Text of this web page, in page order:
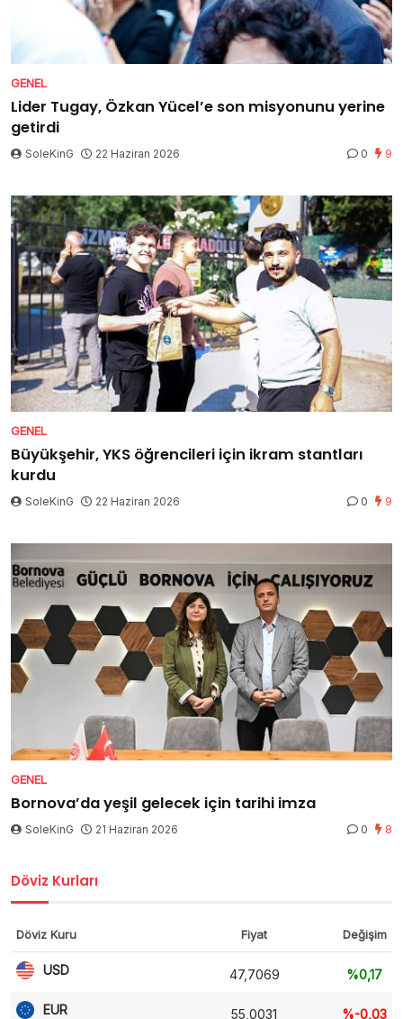
GENEL
Lider Tugay, Özkan Yücel’e son misyonunu yerine
getirdi
SoleKinG 22 Haziran 2026 0 9
GENEL
Büyükşehir, YKS öğrencileri için ikram stantları
kurdu
SoleKinG 22 Haziran 2026 0 9
GENEL
Bornova’da yeşil gelecek için tarihi imza
SoleKinG 21 Haziran 2026 0 8
Döviz Kurları
Döviz Kuru Fiyat Değişim
USD 47,7069 %0,17
EUR 55,0031 %-0,03